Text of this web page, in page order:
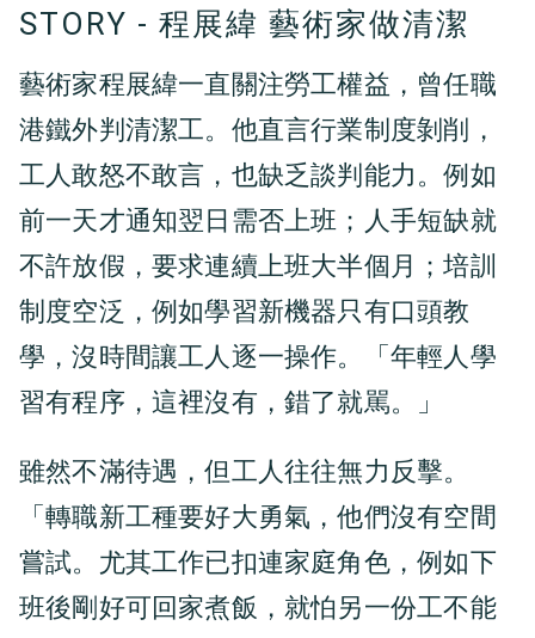
STORY - 程展緯 藝術家做清潔
藝術家程展緯一直關注勞工權益，曾任職
港鐵外判清潔工。他直言行業制度剝削，
工人敢怒不敢言，也缺乏談判能力。例如
前一天才通知翌日需否上班；人手短缺就
不許放假，要求連續上班大半個月；培訓
制度空泛，例如學習新機器只有口頭教
學，沒時間讓工人逐一操作。「年輕人學
習有程序，這裡沒有，錯了就駡。」
雖然不滿待遇，但工人往往無力反擊。
「轉職新工種要好大勇氣，他們沒有空間
嘗試。尤其工作已扣連家庭角色，例如下
班後剛好可回家煮飯，就怕另一份工不能